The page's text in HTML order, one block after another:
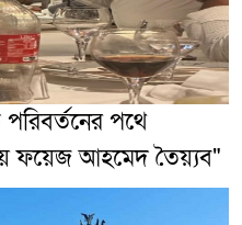
পথে
ফয়েজ আহমেদ তৈয়্যব"